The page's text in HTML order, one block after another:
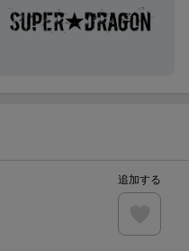
入で2,000ポイント！
追加する